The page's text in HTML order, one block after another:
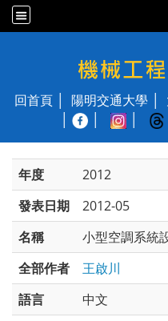
國立陽明交
回首頁 陽明交通大學
年度
2012
發表日期
2012-05
名稱
小型空調系統
全部作者
王啟川
語言
中文